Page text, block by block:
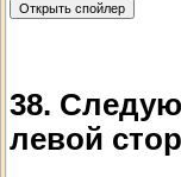
38.
левой